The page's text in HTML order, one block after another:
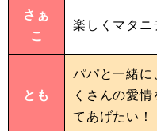
さぁ
こ
楽しくマタ
とも
パパと一緒に
くさんの愛
てあげたい！